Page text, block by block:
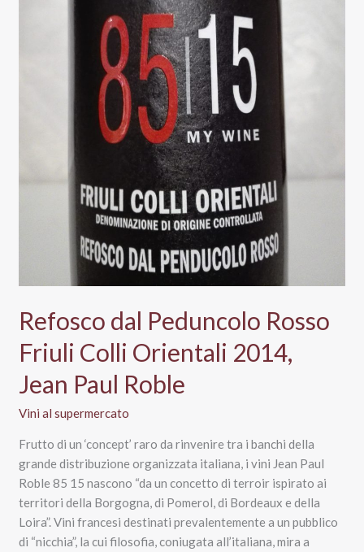
Refosco dal Peduncolo Rosso
Friuli Colli Orientali 2014,
Jean Paul Roble
Vini al supermercato
Frutto di un ‘concept’ raro da rinvenire tra i banchi della
grande distribuzione organizzata italiana, i vini Jean Paul
Roble 85 15 nascono “da un concetto di terroir ispirato ai
territori della Borgogna, di Pomerol, di Bordeaux e della
Loira”. Vini francesi destinati prevalentemente a un pubblico
di “nicchia”, la cui filosofia, coniugata all’italiana, mira a